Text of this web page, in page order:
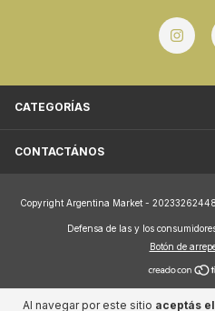
Al navegar por este sitio aceptás
CATEGORÍAS
CONTACTÁNOS
Copyright Argentina Market - 20233262448
Defensa de las y los
Botón de